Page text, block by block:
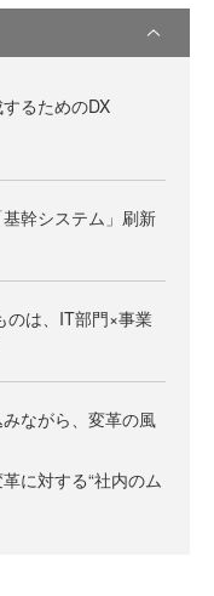
るためのDX
幹システム」刷新
のは、IT部門×事業
ながら、変革の風
に対する“社内のム